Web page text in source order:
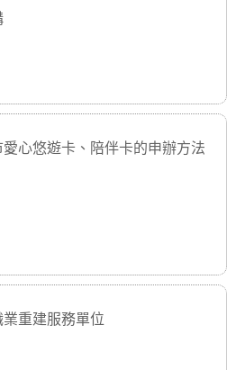
心悠遊卡、陪伴卡的申辦方法
重建服務單位